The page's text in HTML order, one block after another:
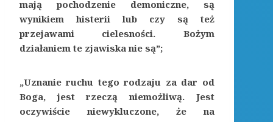
mają pochodzenie demoniczne, są
wynikiem histerii lub czy są też
przejawami cielesności. Bożym
działaniem te zjawiska nie są”;
„Uznanie ruchu tego rodzaju za dar od
Boga, jest rzeczą niemożliwą. Jest
oczywiście niewykluczone, że na